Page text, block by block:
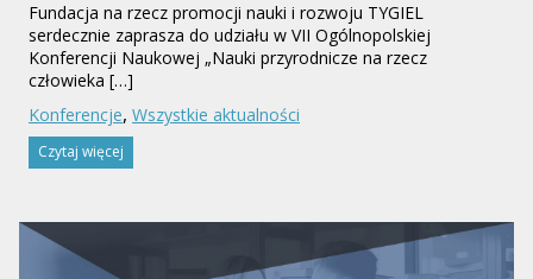
Fundacja na rzecz promocji nauki i rozwoju TYGIEL
serdecznie zaprasza do udziału w VII Ogólnopolskiej
Konferencji Naukowej „Nauki przyrodnicze na rzecz
człowieka […]
Konferencje, Wszystkie aktualności
Czytaj więcej